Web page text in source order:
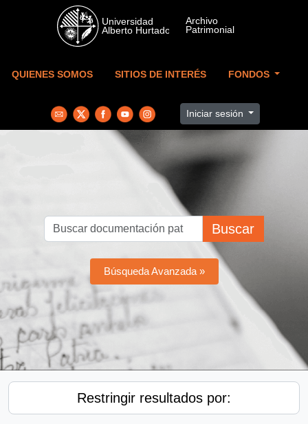
Skip to main content
QUIENES SOMOS SITIOS DE INTERÉS FONDOS
Iniciar sesión
Buscar
Búsqueda Avanzada »
Restringir resultados por: